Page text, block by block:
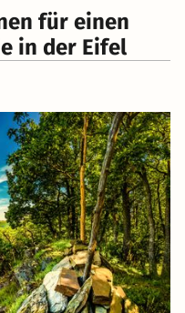
für einen
in der Eifel